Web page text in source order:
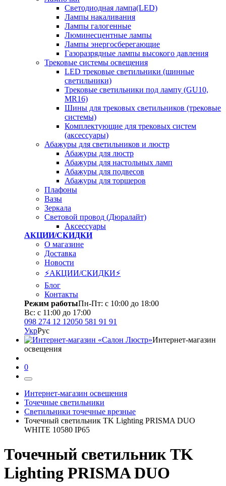
Светодиодная лампа(LED)
Лампы накаливания
Лампы галогенные
Люминесцентные лампы
Лампы энергосберегающие
Газоразрядные лампы высокого давления
Трековые системы освещения
LED трековые светильники (шинные
светильники)
Трековые светильники под лампу (GU10,
MR16)
Шины для трековых светильников (трековые
системы)
Комплектующие для трековых систем
(аксессуары)
Абажуры для светильников и люстр
Абажуры для люстр
Абажуры для настольных ламп
Абажуры для подвесов
Абажуры для торшеров
Плафоны
Вазы
Зеркала
Световой провод (Дюралайт)
Аксессуары
АКЦИИ/СКИДКИ
О магазине
Доставка
Новости
⚡АКЦИИ/СКИДКИ⚡
Блог
Контакты
Режим работыПн-Пт: с 10:00 до 18:00
Вс: с 11:00 до 17:00
098 274 12 12050 581 91 91
УкрРус
Интернет-магазин
освещения
0
Интернет-магазин освещения
Точечные светильники
Светильники точечные врезные
Точечный светильник TK Lighting PRISMA DUO
WHITE 10580 ІР65
Точечный светильник TK
Lighting PRISMA DUO